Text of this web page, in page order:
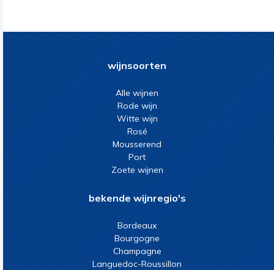
wijnsoorten
Alle wijnen
Rode wijn
Witte wijn
Rosé
Mousserend
Port
Zoete wijnen
bekende wijnregio's
Bordeaux
Bourgogne
Champagne
Languedoc-Roussillon